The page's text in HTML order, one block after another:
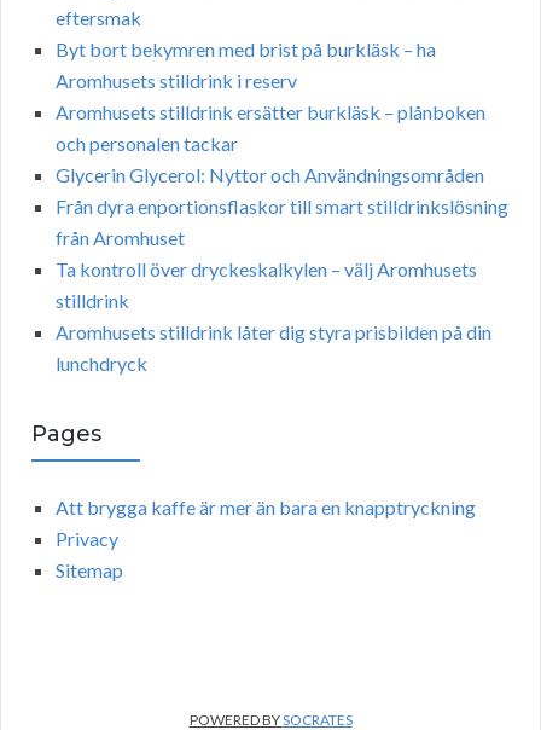
eftersmak
Byt bort bekymren med brist på burkläsk – ha
Aromhusets stilldrink i reserv
Aromhusets stilldrink ersätter burkläsk – plånboken
och personalen tackar
Glycerin Glycerol: Nyttor och Användningsområden
Från dyra enportionsflaskor till smart stilldrinkslösning
från Aromhuset
Ta kontroll över dryckeskalkylen – välj Aromhusets
stilldrink
Aromhusets stilldrink låter dig styra prisbilden på din
lunchdryck
Pages
Att brygga kaffe är mer än bara en knapptryckning
Privacy
Sitemap
POWERED BYSOCRATES